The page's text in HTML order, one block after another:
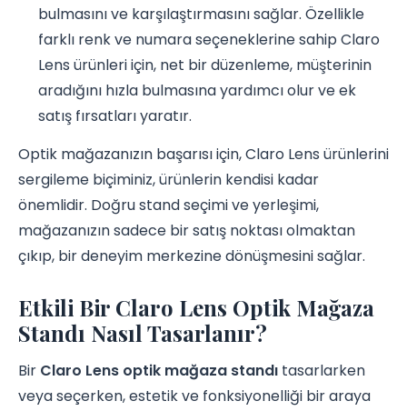
bulmasını ve karşılaştırmasını sağlar. Özellikle
farklı renk ve numara seçeneklerine sahip Claro
Lens ürünleri için, net bir düzenleme, müşterinin
aradığını hızla bulmasına yardımcı olur ve ek
satış fırsatları yaratır.
Optik mağazanızın başarısı için, Claro Lens ürünlerini
sergileme biçiminiz, ürünlerin kendisi kadar
önemlidir. Doğru stand seçimi ve yerleşimi,
mağazanızın sadece bir satış noktası olmaktan
çıkıp, bir deneyim merkezine dönüşmesini sağlar.
Etkili Bir Claro Lens Optik Mağaza
Standı Nasıl Tasarlanır?
Bir Claro Lens optik mağaza standı tasarlarken
veya seçerken, estetik ve fonksiyonelliği bir araya